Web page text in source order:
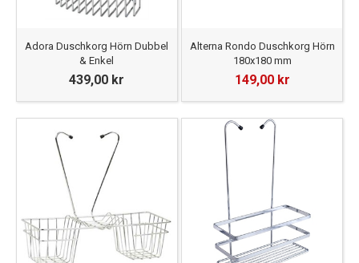
Adora Duschkorg Hörn Dubbel
& Enkel
439,00 kr
Alterna Rondo Duschkorg Hörn
180x180 mm
149,00 kr